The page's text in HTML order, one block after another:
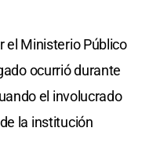
el Ministerio Público
ocurrió durante
el involucrado
la institución